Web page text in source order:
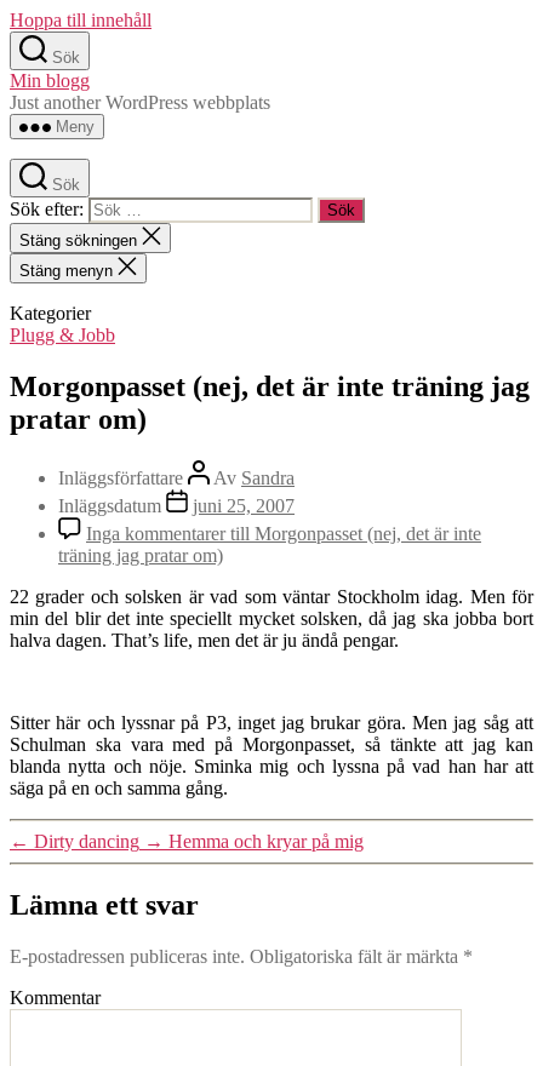
Hoppa till innehåll
Sök
Min blogg
Just another WordPress webbplats
Meny
Sök
Sök efter:
Stäng sökningen
Stäng menyn
Kategorier
Plugg & Jobb
Morgonpasset (nej, det är inte träning jag
pratar om)
Inläggsförfattare Av Sandra
Inläggsdatum
juni 25, 2007
Inga kommentarertill Morgonpasset (nej, det är inte
träning jag pratar om)
22 grader och solsken är vad som väntar Stockholm idag. Men för
min del blir det inte speciellt mycket solsken, då jag ska jobba bort
halva dagen. That’s life, men det är ju ändå pengar.
Sitter här och lyssnar på P3, inget jag brukar göra. Men jag såg att
Schulman ska vara med på Morgonpasset, så tänkte att jag kan
blanda nytta och nöje. Sminka mig och lyssna på vad han har att
säga på en och samma gång.
← Dirty dancing → Hemma och kryar på mig
Lämna ett svar
E-postadressen publiceras inte. Obligatoriska fält är märkta *
Kommentar